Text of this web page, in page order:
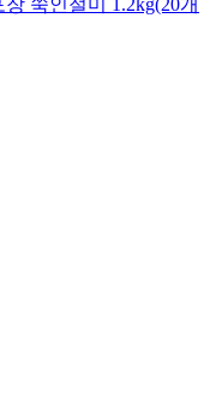
쑥인절미 1.2kg(20개